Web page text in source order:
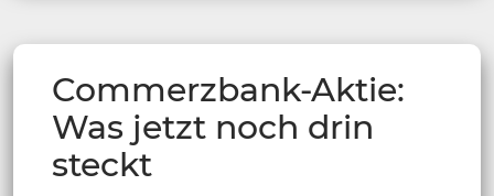
Commerzbank-Aktie:
Was jetzt noch drin
steckt